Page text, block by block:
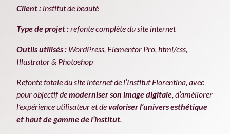
Client : institut de beauté
Type de projet :refonte complète du site internet
Outils utilisés : WordPress, Elementor Pro, html/css,
Illustrator & Photoshop
Refonte totale du site internet de l’Institut Florentina, avec
pour objectif demoderniser son image digitale, d’améliorer
l’expérience utilisateur et devaloriser l’univers esthétique
et haut de gamme de l’institut.